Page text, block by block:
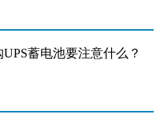
UPS蓄电池要注意什么？